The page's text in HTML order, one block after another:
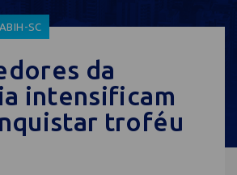
SC
da
intensificam
troféu